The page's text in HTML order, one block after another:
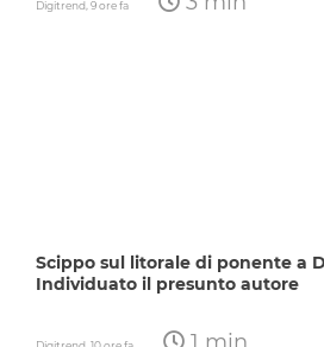
Digitrend,9 ore fa
Scippo sul litorale di ponente a
Individuato il presunto autore